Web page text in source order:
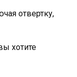
отвертку,
хотите